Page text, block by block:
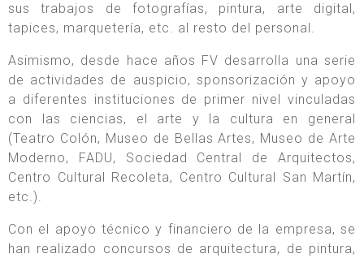
sus trabajos de fotografías, pintura, arte digital,
tapices, marquetería, etc. al resto del personal.
Asimismo, desde hace años FV desarrolla una serie
de actividades de auspicio, sponsorización y apoyo
a diferentes instituciones de primer nivel vinculadas
con las ciencias, el arte y la cultura en general
(Teatro Colón, Museo de Bellas Artes, Museo de Arte
Moderno, FADU, Sociedad Central de Arquitectos,
Centro Cultural Recoleta, Centro Cultural San Martín,
etc.).
Con el apoyo técnico y financiero de la empresa, se
han realizado concursos de arquitectura, de pintura,